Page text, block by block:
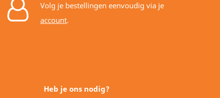
Volg je bestellingen eenvoudig via je
account.
Heb je ons nodig?